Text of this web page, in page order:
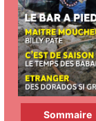
Sommaire